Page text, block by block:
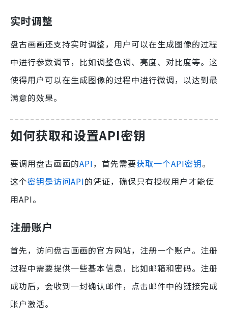
实时调整
盘古画画还支持实时调整，用户可以在生成图像的过程
中进行参数调节，比如调整色调、亮度、对比度等。这
使得用户可以在生成图像的过程中进行微调，以达到最
满意的效果。
如何获取和设置API密钥
要调用盘古画画的API，首先需要获取一个API密钥。
这个密钥是访问API的凭证，确保只有授权用户才能使
用API。
注册账户
首先，访问盘古画画的官方网站，注册一个账户。注册
过程中需要提供一些基本信息，比如邮箱和密码。注册
成功后，会收到一封确认邮件，点击邮件中的链接完成
账户激活。